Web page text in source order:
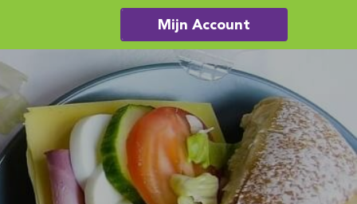
Mijn Account